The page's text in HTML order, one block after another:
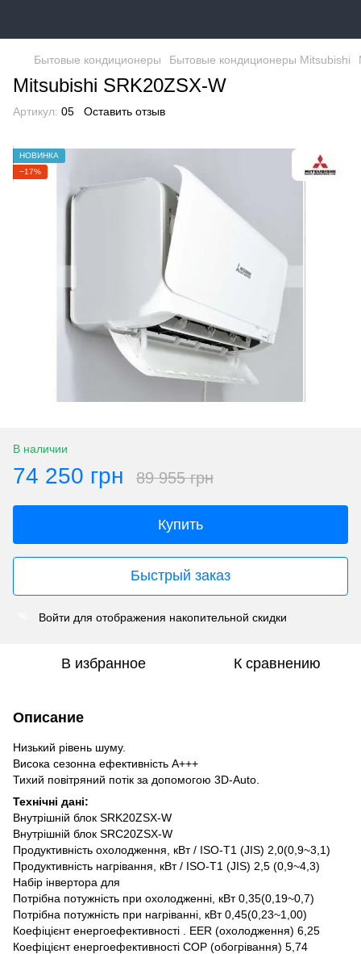
Бытовые кондиционеры Бытовые кондиционеры Mitsubishi
Mitsubishi SRK20ZSX-W
Артикул: 05 Оставить отзыв
НОВИНКА
−17%
В наличии
74 250 грн 89 955 грн
Купить
Быстрый заказ
Войти для отображения накопительной скидки
В избранное К сравнению
Описание
Низький рівень шуму.
Висока сезонна ефективність A+++
Тихий повітряний потік за допомогою 3D-Auto.
Технічні дані:
Внутрішній блок SRK20ZSX-W
Внутрішній блок SRC20ZSX-W
Продуктивність охолодження, кВт / ISO-T1 (JIS) 2,0(0,9~3,1)
Продуктивність нагрівання, кВт / ISO-T1 (JIS) 2,5 (0,9~4,3)
Набір інвертора для
Потрібна потужність при охолодженні, кВт 0,35(0,19~0,7)
Потрібна потужність при нагріванні, кВт 0,45(0,23~1,00)
Коефіцієнт енергоефективності . EER (охолодження) 6,25
Коефіцієнт енергоефективності COP (обогрівання) 5,74